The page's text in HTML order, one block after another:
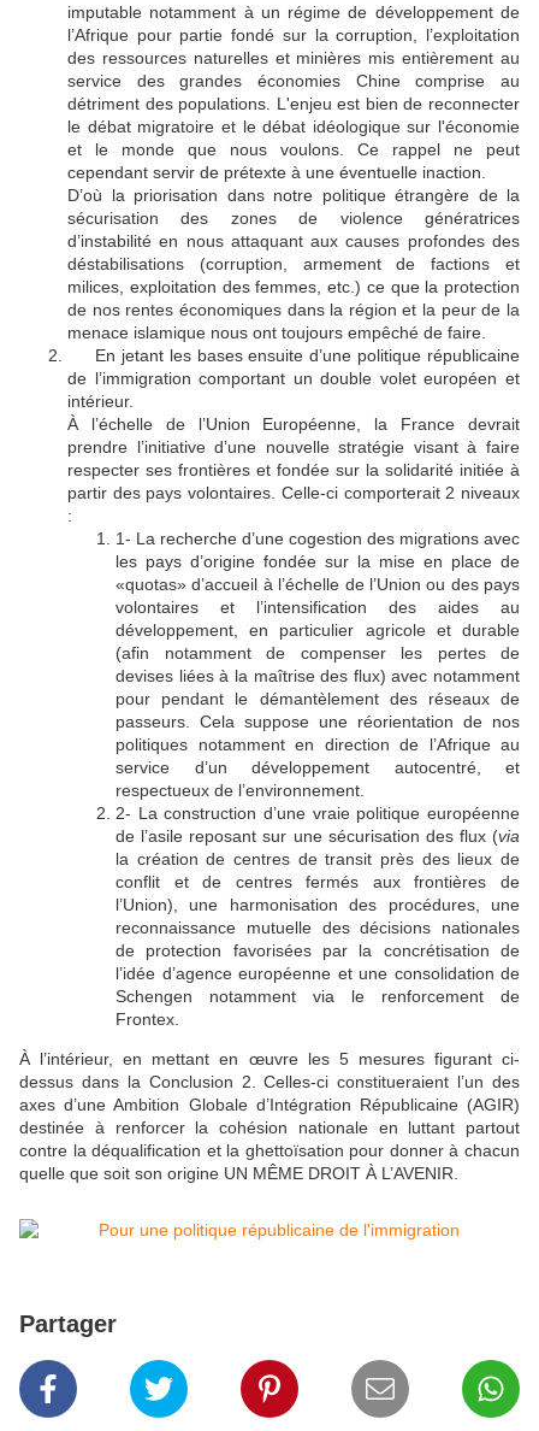
imputable notamment à un régime de développement de
l’Afrique pour partie fondé sur la corruption, l’exploitation
des ressources naturelles et minières mis entièrement au
service des grandes économies Chine comprise au
détriment des populations. L'enjeu est bien de reconnecter
le débat migratoire et le débat idéologique sur l'économie
et le monde que nous voulons. Ce rappel ne peut
cependant servir de prétexte à une éventuelle inaction.
D’où la priorisation dans notre politique étrangère de la
sécurisation des zones de violence génératrices
d’instabilité en nous attaquant aux causes profondes des
déstabilisations (corruption, armement de factions et
milices, exploitation des femmes, etc.) ce que la protection
de nos rentes économiques dans la région et la peur de la
menace islamique nous ont toujours empêché de faire.
En jetant les bases ensuite d’une politique républicaine
de l’immigration comportant un double volet européen et
intérieur.
À l’échelle de l’Union Européenne, la France devrait
prendre l’initiative d’une nouvelle stratégie visant à faire
respecter ses frontières et fondée sur la solidarité initiée à
partir des pays volontaires. Celle-ci comporterait 2 niveaux
:
1- La recherche d’une cogestion des migrations avec
les pays d’origine fondée sur la mise en place de
«quotas» d’accueil à l’échelle de l’Union ou des pays
volontaires et l’intensification des aides au
développement, en particulier agricole et durable
(afin notamment de compenser les pertes de
devises liées à la maîtrise des flux) avec notamment
pour pendant le démantèlement des réseaux de
passeurs. Cela suppose une réorientation de nos
politiques notamment en direction de l’Afrique au
service d’un développement autocentré, et
respectueux de l’environnement.
2- La construction d’une vraie politique européenne
de l’asile reposant sur une sécurisation des flux (via
la création de centres de transit près des lieux de
conflit et de centres fermés aux frontières de
l’Union), une harmonisation des procédures, une
reconnaissance mutuelle des décisions nationales
de protection favorisées par la concrétisation de
l’idée d’agence européenne et une consolidation de
Schengen notamment via le renforcement de
Frontex.
À l’intérieur, en mettant en œuvre les 5 mesures figurant ci-
dessus dans la Conclusion 2. Celles-ci constitueraient l’un des
axes d’une Ambition Globale d’Intégration Républicaine (AGIR)
destinée à renforcer la cohésion nationale en luttant partout
contre la déqualification et la ghettoïsation pour donner à chacun
quelle que soit son origine UN MÊME DROIT À L’AVENIR.
Partager